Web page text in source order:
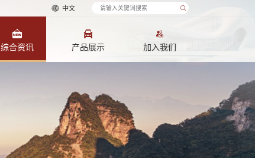
中文
综合资讯 产品展示 加入我们